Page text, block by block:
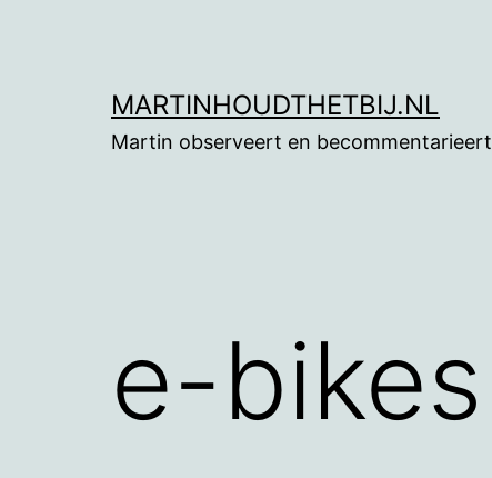
MARTINHOUDTHETBIJ.NL
Martin observeert en becommentarieert
e-bikes